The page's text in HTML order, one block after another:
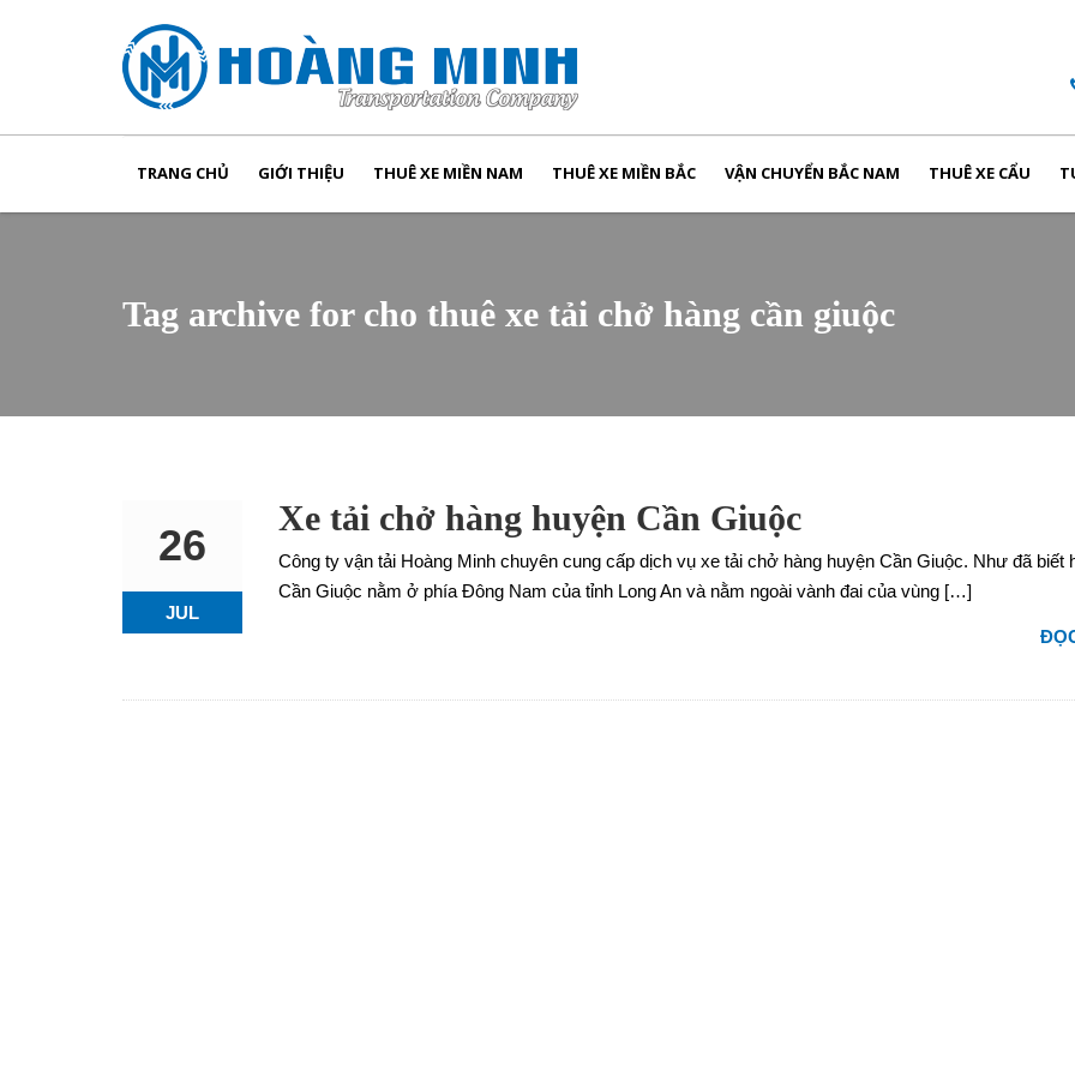
TRANG CHỦ GIỚI THIỆU THUÊ XE MIỀN NAM THUÊ XE MIỀN BẮC VẬN CHUYỂN BẮC NAM THUÊ XE CẨU
Tag archive for cho thuê xe tải chở hàng cần giuộc
26
JUL
Xe tải chở hàng huyện Cần Giuộc
Công ty vận tải Hoàng Minh chuyên cung cấp dịch vụ xe tải chở hàng huyện Cần Giuộc. Như đã biết
Cần Giuộc nằm ở phía Đông Nam của tỉnh Long An và nằm ngoài vành đai của vùng […]